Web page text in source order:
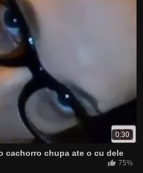
0:30
cachorro chupa ate o cu dele
75%